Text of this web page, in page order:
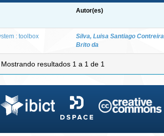
Autor(es)
: toolbox
Silva, Luisa Santiago
Brito da
Mostrando resultados 1 a 1 de 1